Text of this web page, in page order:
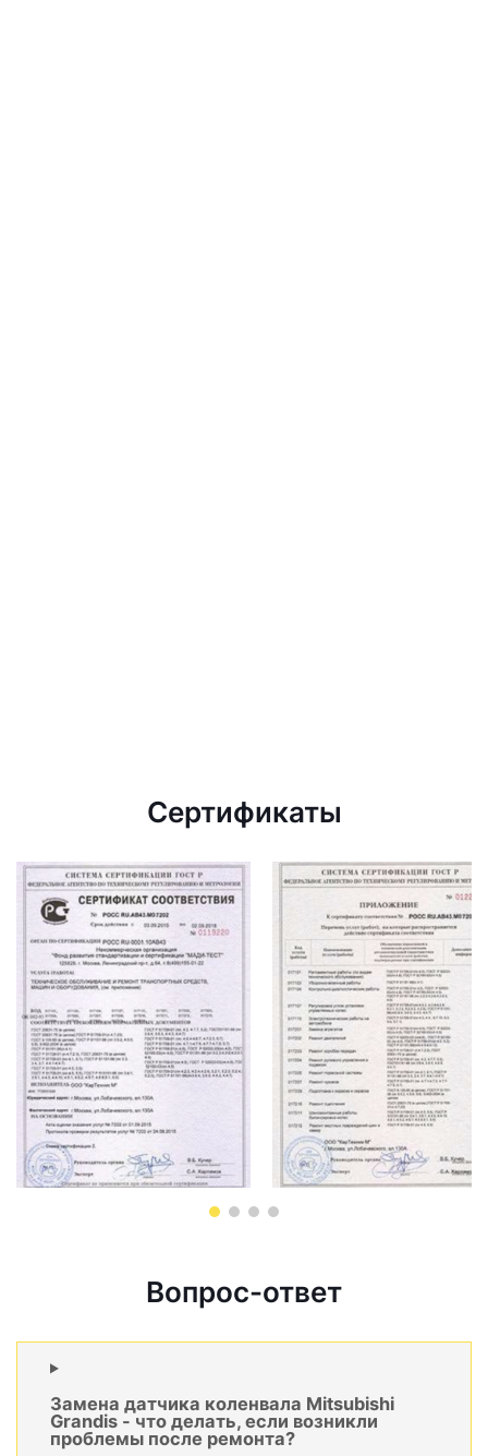
Сертификаты
Вопрос-ответ
Замена датчика коленвала Mitsubishi
Grandis - что делать, если возникли
проблемы после ремонта?